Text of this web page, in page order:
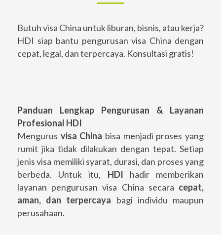
Butuh visa China untuk liburan, bisnis, atau kerja?
HDI siap bantu pengurusan visa China dengan
cepat, legal, dan terpercaya. Konsultasi gratis!
Panduan Lengkap Pengurusan & Layanan
Profesional HDI
Mengurus visa China bisa menjadi proses yang
rumit jika tidak dilakukan dengan tepat. Setiap
jenis visa memiliki syarat, durasi, dan proses yang
berbeda. Untuk itu, HDI hadir memberikan
layanan pengurusan visa China secara cepat,
aman, dan terpercaya bagi individu maupun
perusahaan.